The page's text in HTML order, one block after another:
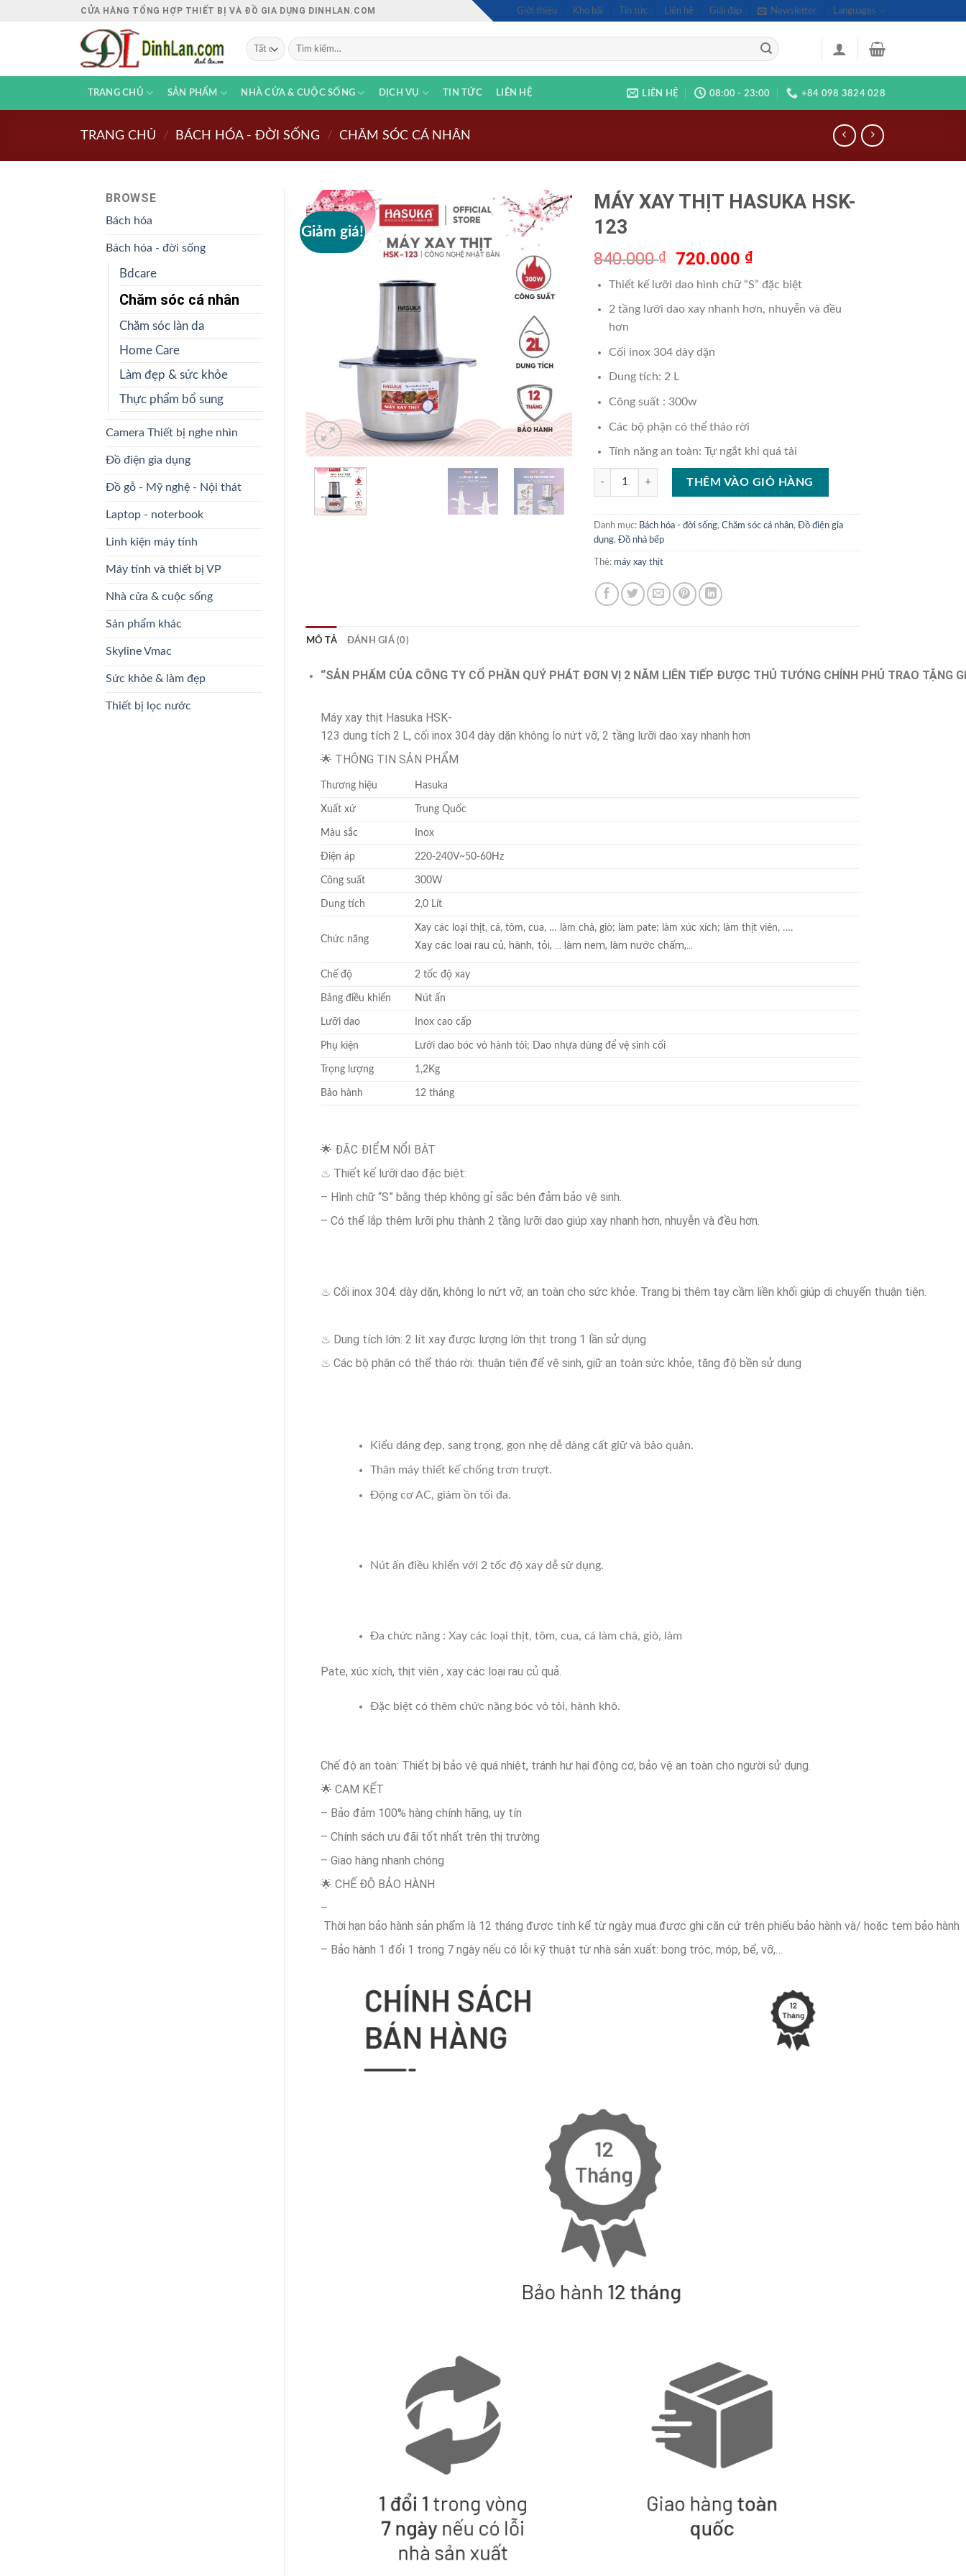
CỬA HÀNG TỔNG HỢP THIẾT BỊ VÀ ĐỒ GIA DỤNG DINHLAN.COM Giới thiệu Kho bãi Tin tức Liên hệ Giải đáp Newsletter Languages
Tìm
kiếm:
TRANG CHỦ SẢN PHẨM NHÀ CỬA & CUỘC SỐNG DỊCH VỤ TIN TỨC LIÊN HỆ LIÊN HỆ 08:00 - 23:00 +84 098 3824 028
TRANG CHỦ / BÁCH HÓA - ĐỜI SỐNG / CHĂM SÓC CÁ NHÂN
BROWSE
Bách hóa
Bách hóa - đời sống
Bdcare
Chăm sóc cá nhân
Chăm sóc làn da
Home Care
Làm đẹp & sức khỏe
Thực phẩm bổ sung
Camera Thiết bị nghe nhìn
Đồ điện gia dụng
Đồ gỗ - Mỹ nghệ - Nội thát
Laptop - noterbook
Linh kiện máy tính
Máy tính và thiết bị VP
Nhà cửa & cuộc sống
Sản phẩm khác
Skyline Vmac
Sức khỏe & làm đẹp
Thiết bị lọc nước
Giảm giá!
MÁY XAY THỊT HASUKA HSK-
123
840.000₫
Giá
gốc
là:
840.000 ₫.
720.000 ₫Giá
hiện
tại
là:
Thiết kế lưỡi dao hình chữ “S” đặc biệt
2 tầng lưỡi dao xay nhanh hơn, nhuyễn và đều
hơn
Cối inox 304 dày dặn
Dung tích: 2 L
Công suất : 300w
Các bộ phận có thể tháo rời
Tính năng an toàn: Tự ngắt khi quá tải
MÁY XAY THỊT HASUKA HSK-123 số lượng
THÊM VÀO GIỎ HÀNG
Danh mục: Bách hóa - đời sống,Chăm sóc cá nhân,Đồ điện gia
dụng,Đồ nhà bếp
Thẻ: máy xay thịt
MÔ TẢ ĐÁNH GIÁ (0)
“SẢN PHẨM CỦA CÔNG TY CỔ PHẦN QUÝ PHÁT ĐƠN VỊ 2 NĂM LIÊN TIẾP ĐƯỢC THỦ TƯỚNG CHÍNH PHỦ TRAO TẶNG
Máy xay thịt Hasuka HSK-
123 dung tích 2 L, cối inox 304 dày dặn không lo nứt vỡ, 2 tầng lưỡi dao xay nhanh hơn
🌟 THÔNG TIN SẢN PHẨM
Thương hiệu Hasuka
Xuất xứ Trung Quốc
Màu sắc Inox
Điện áp 220-240V~50-60Hz
Công suất 300W
Dung tích 2,0 Lít
Chức năng
Xay các loại thịt, cá, tôm, cua, … làm chả, giò; làm pate; làm xúc xích; làm thịt viên, ….
Xay các loại rau củ, hành, tỏi, … làm nem, làm nước chấm,…
Chế độ 2 tốc độ xay
Bảng điều khiển Nút ấn
Lưỡi dao Inox cao cấp
Phụ kiện Lưỡi dao bóc vỏ hành tỏi; Dao nhựa dùng để vệ sinh cối
Trọng lượng 1,2Kg
Bảo hành 12 tháng
🌟 ĐẶC ĐIỂM NỔI BẬT
♨ Thiết kế lưỡi dao đặc biệt:
– Hình chữ “S” bằng thép không gỉ sắc bén đảm bảo vệ sinh.
– Có thể lắp thêm lưỡi phụ thành 2 tầng lưỡi dao giúp xay nhanh hơn, nhuyễn và đều hơn.
♨ Cối inox 304: dày dặn, không lo nứt vỡ, an toàn cho sức khỏe. Trang bị thêm tay cầm liền khối giúp di chuyển thuận tiện.
♨ Dung tích lớn: 2 lít xay được lượng lớn thịt trong 1 lần sử dụng
♨ Các bộ phận có thể tháo rời: thuận tiện để vệ sinh, giữ an toàn sức khỏe, tăng độ bền sử dụng
Kiểu dáng đẹp, sang trọng, gọn nhẹ dễ dàng cất giữ và bảo quản.
Thân máy thiết kế chống trơn trượt.
Động cơ AC, giảm ồn tối đa.
Nút ấn điều khiển với 2 tốc độ xay dễ sử dụng.
Đa chức năng : Xay các loại thịt, tôm, cua, cá làm chả, giò, làm
Pate, xúc xích, thịt viên , xay các loại rau củ quả.
Đặc biệt có thêm chức năng bóc vỏ tỏi, hành khô.
Chế độ an toàn: Thiết bị bảo vệ quá nhiệt, tránh hư hại động cơ, bảo vệ an toàn cho người sử dụng.
🌟 CAM KẾT
– Bảo đảm 100% hàng chính hãng, uy tín
– Chính sách ưu đãi tốt nhất trên thị trường
– Giao hàng nhanh chóng
🌟 CHẾ ĐỘ BẢO HÀNH
–
Thời hạn bảo hành sản phẩm là 12 tháng được tính kể từ ngày mua được ghi căn cứ trên phiếu bảo hành và/ hoặc tem bảo hành
– Bảo hành 1 đổi 1 trong 7 ngày nếu có lỗi kỹ thuật từ nhà sản xuất: bong tróc, móp, bể, vỡ,…